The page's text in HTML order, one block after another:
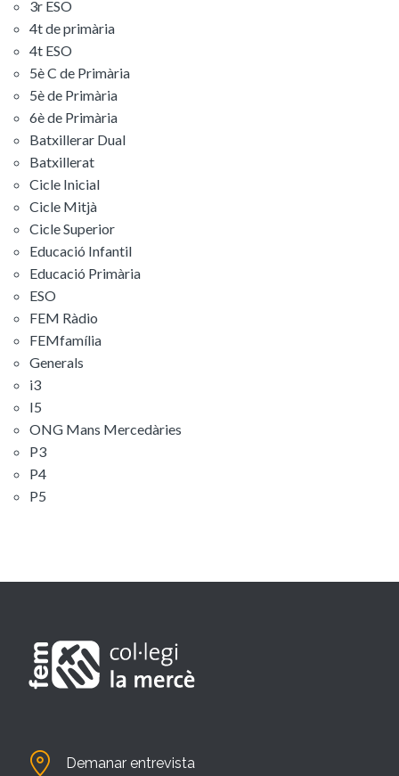
3r ESO
4t de primària
4t ESO
5è C de Primària
5è de Primària
6è de Primària
Batxillerar Dual
Batxillerat
Cicle Inicial
Cicle Mitjà
Cicle Superior
Educació Infantil
Educació Primària
ESO
FEM Ràdio
FEMfamília
Generals
i3
I5
ONG Mans Mercedàries
P3
P4
P5
Demanar entrevista